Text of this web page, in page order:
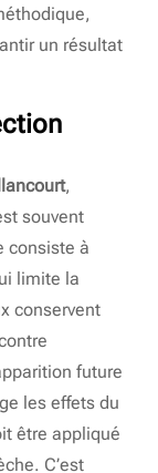
un résultat
,
souvent
consiste à
limite la
conservent
future
les effets du
être appliqué
C’est